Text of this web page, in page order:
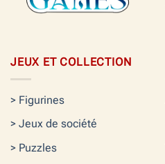
JEUX ET COLLECTION
> Figurines
> Jeux de société
> Puzzles